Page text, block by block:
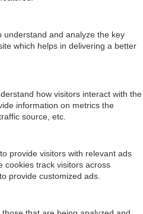
understand and analyze the key
which helps in delivering a better
how visitors interact with the
information on metrics the
source, etc.
provide visitors with relevant ads
cookies track visitors across
provide customized ads.